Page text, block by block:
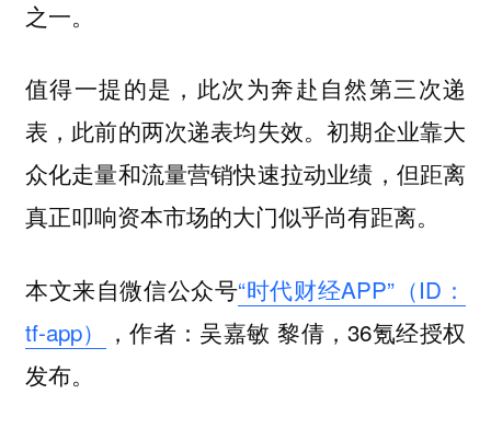
之一。
值得一提的是，此次为奔赴自然第三次递
表，此前的两次递表均失效。初期企业靠大
众化走量和流量营销快速拉动业绩，但距离
真正叩响资本市场的大门似乎尚有距离。
本文来自微信公众号“时代财经APP”（ID：
tf-app）
，作者：吴嘉敏 黎倩，36氪经授权
发布。